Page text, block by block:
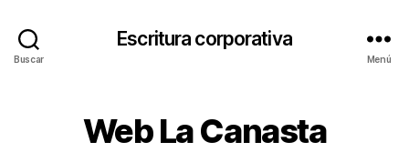
Buscar
Escritura corporativa
Menú
Web La Canasta